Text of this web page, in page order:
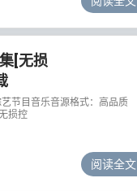
[无损
节目音乐音源格式：高品质
损控
阅读全文